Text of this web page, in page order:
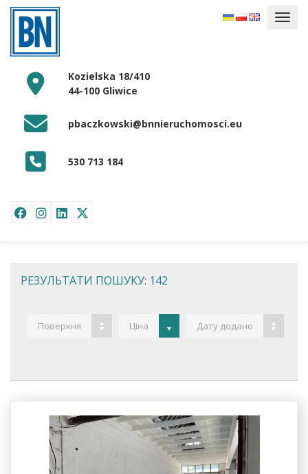
Kozielska 18/410
44-100 Gliwice
pbaczkowski@bnnieruchomosci.eu
530 713 184
РЕЗУЛЬТАТИ ПОШУКУ: 142
Поверхня Ціна Дату додано